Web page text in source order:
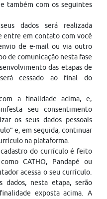
também com os seguintes
dados será realizada
entre em contato com você
de e-mail ou via outro
de comunicação nesta fase
das etapas de
cessado ao final do
a finalidade acima, e,
seu consentimento
os seus dados pessoais
e, em seguida, continuar
na plataforma.
do currículo é feito
CATHO, Pandapé ou
acessa o seu currículo.
dados, nesta etapa, serão
exposta acima. A